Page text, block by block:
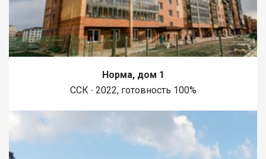
Норма, дом 1
ССК ∙ 2022, готовность 100%